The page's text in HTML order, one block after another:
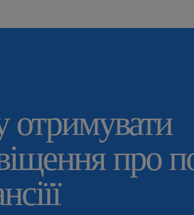
отримувати
про